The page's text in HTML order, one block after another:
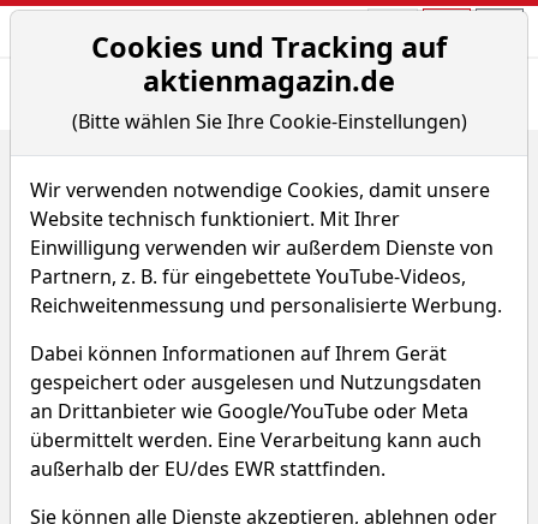
Aktien- und
Home
Fonds
WisdomTree Broad Commodities Longer Dated
Renditedreieck
WisdomTree Broad
Commodities Longer Dated
WKN A0SVX3 ISIN DE000A0SVX34
Cookies und Tracking auf
aktienmagazin.de
(Bitte wählen Sie Ihre Cookie-Einstellungen)
Wir verwenden notwendige Cookies, damit unsere
Website technisch funktioniert. Mit Ihrer
Einwilligung verwenden wir außerdem Dienste von
Partnern, z. B. für eingebettete YouTube-Videos,
Reichweitenmessung und personalisierte Werbung.
Dabei können Informationen auf Ihrem Gerät
gespeichert oder ausgelesen und Nutzungsdaten
an Drittanbieter wie Google/YouTube oder Meta
übermittelt werden. Eine Verarbeitung kann auch
außerhalb der EU/des EWR stattfinden.
Sie können alle Dienste akzeptieren, ablehnen oder